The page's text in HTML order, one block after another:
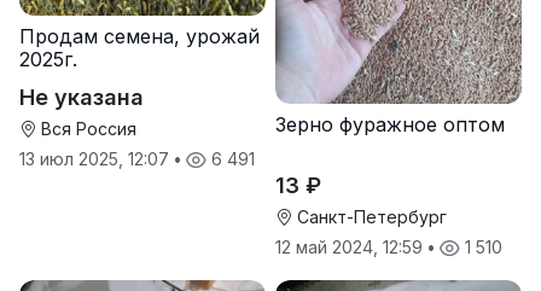
Продам семена, урожай
2025г.
Не указана
Вся Россия
13 июл 2025, 12:07 • 6 491
Зерно фуражное оптом
13 ₽
Санкт-Петербург
12 май 2024, 12:59 • 1 510